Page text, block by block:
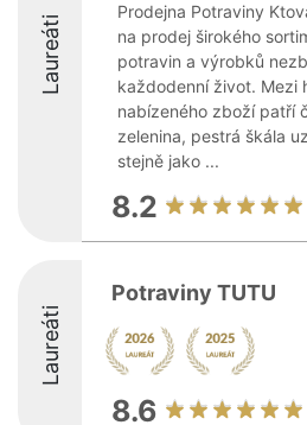
Laureáti
Prodejna Potraviny
na prodej širokého
potravin a výrobků
každodenní život. Mezi
nabízeného zboží patří
zelenina, pestrá škála
stejně jako ...
8.2
Laureáti
Potraviny TUTU
8.6